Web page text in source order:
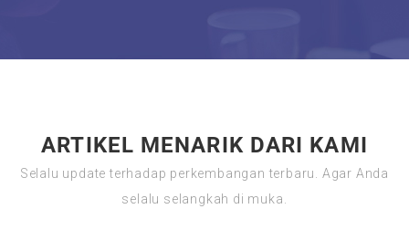
ARTIKEL MENARIK DARI KAMI
Selalu update terhadap perkembangan terbaru. Agar Anda
selalu selangkah di muka.